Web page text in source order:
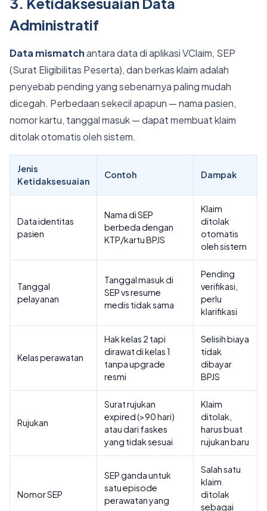
Administratif
Data mismatchantara data di aplikasi VClaim, SEP
(Surat Eligibilitas Peserta), dan berkas klaim adalah
penyebab pending yang sebenarnya paling mudah
dicegah. Perbedaan sekecil apapun — nama pasien,
nomor kartu, tanggal masuk — dapat membuat klaim
ditolak otomatis oleh sistem.
Jenis
Ketidaksesuaian
Contoh Dampak
Data identitas
pasien
Nama di SEP
berbeda dengan
KTP/kartu BPJS
Klaim
ditolak
otomatis
oleh sistem
Tanggal
pelayanan
Tanggal masuk di
SEP vs resume
medis tidak sama
Pending
verifikasi,
perlu
klarifikasi
Kelas perawatan
Hak kelas 2 tapi
dirawat di kelas 1
tanpa upgrade
resmi
Selisih biaya
tidak
dibayar
BPJS
Rujukan
Surat rujukan
expired (>90 hari)
atau dari faskes
yang tidak sesuai
Klaim
ditolak,
harus buat
rujukan baru
Nomor SEP
SEP ganda untuk
satu episode
perawatan yang
Salah satu
klaim
ditolak
sebagai